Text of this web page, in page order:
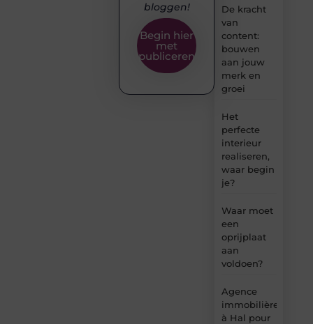
De kracht
van
content:
bouwen
aan jouw
merk en
groei
Het
perfecte
interieur
realiseren,
waar begin
je?
Waar moet
een
oprijplaat
aan
voldoen?
Agence
immobilière
à Hal pour
bloggen!
Begin hier
met
publiceren